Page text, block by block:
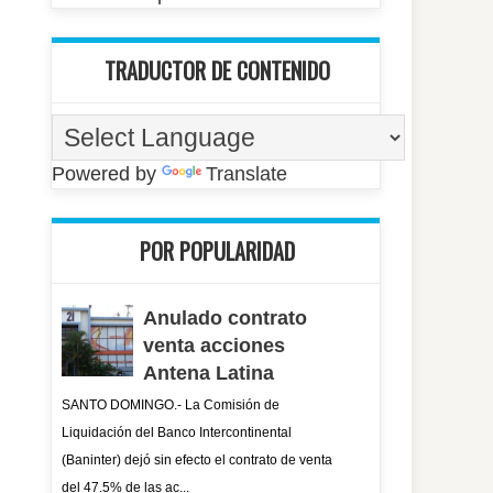
TRADUCTOR DE CONTENIDO
Powered by Translate
POR POPULARIDAD
Anulado contrato
venta acciones
Antena Latina
SANTO DOMINGO.- La Comisión de
Liquidación del Banco Intercontinental
(Baninter) dejó sin efecto el contrato de venta
del 47.5% de las ac...